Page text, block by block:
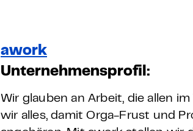
awork
Unternehmensprofil:
Wir glauben an Arbeit, die allen
wir alles, damit Orga-Frust und